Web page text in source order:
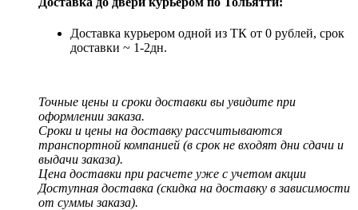
Доставка курьером одной из ТК от 0 рублей, срок
доставки ~ 1-2дн.
Точные цены и сроки доставки вы увидите при
оформлении заказа.
Сроки и цены на доставку рассчитываются
транспортной компанией (в срок не входят дни сдачи и
выдачи заказа).
Цена доставки при расчете уже с учетом акции
Доступная доставка (скидка на доставку в зависимости
от суммы заказа).